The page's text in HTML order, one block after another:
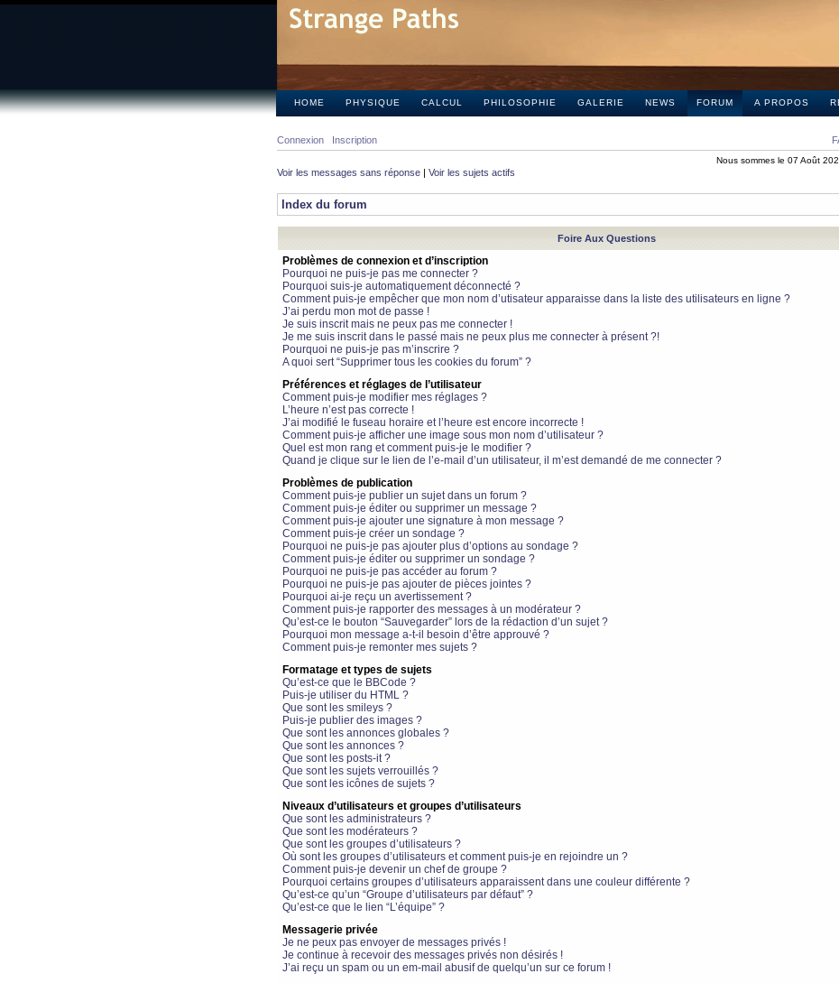
HOME PHYSIQUE CALCUL PHILOSOPHIE GALERIE NEWS FORUM A PROPOS
Connexion Inscription
Nous sommes le 07 Août
Voir les messages sans réponse | Voir les sujets actifs
Index du forum
Foire Aux Questions
Problèmes de connexion et d’inscription
Pourquoi ne puis-je pas me connecter ?
Pourquoi suis-je automatiquement déconnecté ?
Comment puis-je empêcher que mon nom d’utisateur apparaisse dans la liste des utilisateurs en ligne ?
J’ai perdu mon mot de passe !
Je suis inscrit mais ne peux pas me connecter !
Je me suis inscrit dans le passé mais ne peux plus me connecter à présent ?!
Pourquoi ne puis-je pas m’inscrire ?
A quoi sert “Supprimer tous les cookies du forum” ?
Préférences et réglages de l’utilisateur
Comment puis-je modifier mes réglages ?
L’heure n’est pas correcte !
J’ai modifié le fuseau horaire et l’heure est encore incorrecte !
Comment puis-je afficher une image sous mon nom d’utilisateur ?
Quel est mon rang et comment puis-je le modifier ?
Quand je clique sur le lien de l’e-mail d’un utilisateur, il m’est demandé de me connecter ?
Problèmes de publication
Comment puis-je publier un sujet dans un forum ?
Comment puis-je éditer ou supprimer un message ?
Comment puis-je ajouter une signature à mon message ?
Comment puis-je créer un sondage ?
Pourquoi ne puis-je pas ajouter plus d’options au sondage ?
Comment puis-je éditer ou supprimer un sondage ?
Pourquoi ne puis-je pas accéder au forum ?
Pourquoi ne puis-je pas ajouter de pièces jointes ?
Pourquoi ai-je reçu un avertissement ?
Comment puis-je rapporter des messages à un modérateur ?
Qu’est-ce le bouton “Sauvegarder” lors de la rédaction d’un sujet ?
Pourquoi mon message a-t-il besoin d’être approuvé ?
Comment puis-je remonter mes sujets ?
Formatage et types de sujets
Qu’est-ce que le BBCode ?
Puis-je utiliser du HTML ?
Que sont les smileys ?
Puis-je publier des images ?
Que sont les annonces globales ?
Que sont les annonces ?
Que sont les posts-it ?
Que sont les sujets verrouillés ?
Que sont les icônes de sujets ?
Niveaux d’utilisateurs et groupes d’utilisateurs
Que sont les administrateurs ?
Que sont les modérateurs ?
Que sont les groupes d’utilisateurs ?
Où sont les groupes d’utilisateurs et comment puis-je en rejoindre un ?
Comment puis-je devenir un chef de groupe ?
Pourquoi certains groupes d’utilisateurs apparaissent dans une couleur différente ?
Qu’est-ce qu’un “Groupe d’utilisateurs par défaut” ?
Qu’est-ce que le lien “L’équipe” ?
Messagerie privée
Je ne peux pas envoyer de messages privés !
Je continue à recevoir des messages privés non désirés !
J’ai reçu un spam ou un em-mail abusif de quelqu’un sur ce forum !